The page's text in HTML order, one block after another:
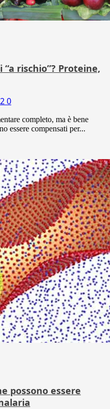
rischio”? Proteine,
0
completo, ma è bene
essere compensati per...
possono essere